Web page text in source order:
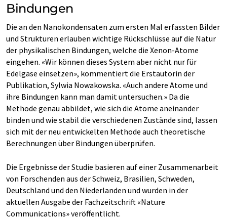
Bindungen
Die an den Nanokondensaten zum ersten Mal erfassten Bilder
und Strukturen erlauben wichtige Rückschlüsse auf die Natur
der physikalischen Bindungen, welche die Xenon-Atome
eingehen. «Wir können dieses System aber nicht nur für
Edelgase einsetzen», kommentiert die Erstautorin der
Publikation, Sylwia Nowakowska. «Auch andere Atome und
ihre Bindungen kann man damit untersuchen.» Da die
Methode genau abbildet, wie sich die Atome aneinander
binden und wie stabil die verschiedenen Zustände sind, lassen
sich mit der neu entwickelten Methode auch theoretische
Berechnungen über Bindungen überprüfen.
Die Ergebnisse der Studie basieren auf einer Zusammenarbeit
von Forschenden aus der Schweiz, Brasilien, Schweden,
Deutschland und den Niederlanden und wurden in der
aktuellen Ausgabe der Fachzeitschrift «Nature
Communications» veröffentlicht.